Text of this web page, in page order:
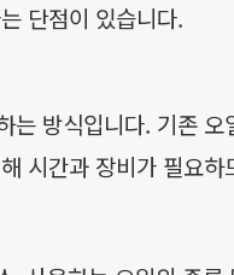
단점이 있습니다.
는 방식입니다. 기존
시간과 장비가 필요